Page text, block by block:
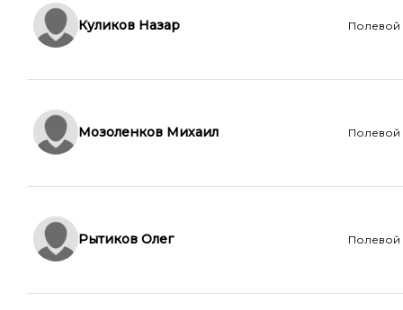
Куликов Назар Полевой
Мозоленков Михаил Полевой
Рытиков Олег Полевой